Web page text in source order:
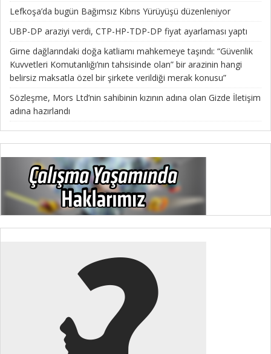
Lefkoşa’da bugün Bağımsız Kıbrıs Yürüyüşü düzenleniyor
UBP-DP araziyi verdi, CTP-HP-TDP-DP fiyat ayarlaması yaptı
Girne dağlarındaki doğa katliamı mahkemeye taşındı: “Güvenlik
Kuvvetleri Komutanlığı’nın tahsisinde olan” bir arazinin hangi
belirsiz maksatla özel bir şirkete verildiği merak konusu”
Sözleşme, Mors Ltd’nin sahibinin kızının adına olan Gizde İletişim
adına hazırlandı